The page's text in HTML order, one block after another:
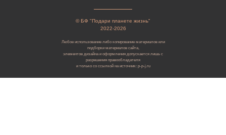
© БФ "Подари планете жизнь"
2022-2026
Любое использование либо копирование материалов или
подборки материалов сайта,
элементов дизайна и оформления допускается лишь с
разрешения правообладателя
и только со ссылкой на источник: p-p-j.ru